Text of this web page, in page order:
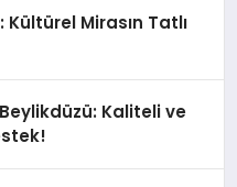
Kültürel Mirasın Tatlı
Kaliteli ve